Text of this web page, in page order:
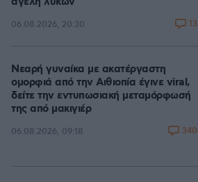
06.08.2026, 20:30 13
Νεαρή γυναίκα με ακατέργαστη
ομορφιά από την Αιθιοπία έγινε viral,
δείτε την εντυπωσιακή μεταμόρφωσή
της από μακιγιέρ
06.08.2026, 09:18 340